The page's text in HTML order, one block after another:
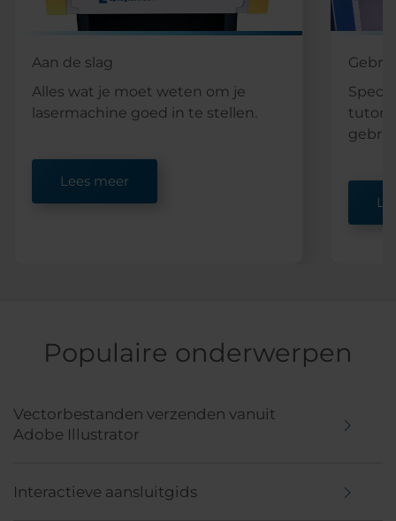
Aan de slag
Alles wat je moet weten om je
lasermachine goed in te stellen.
Lees meer
Populaire onderwerpen
Vectorbestanden verzenden vanuit
Adobe Illustrator
Interactieve aansluitgids